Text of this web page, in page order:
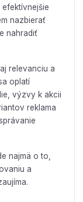
efektívnejšie
nazbierať
nahradiť
relevanciu a
oplatí
výzvy k akcii
reklama
najmä o to,
a